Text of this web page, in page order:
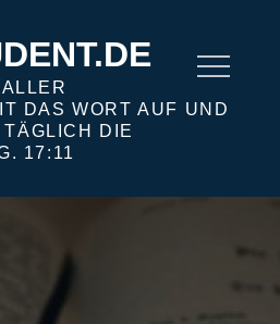
DAS WORT AUF UND
DIE
17:11